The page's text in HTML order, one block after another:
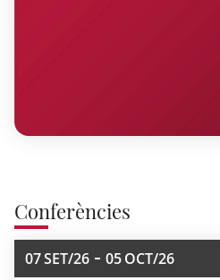
Conferències
07SET/26 05OCT/26